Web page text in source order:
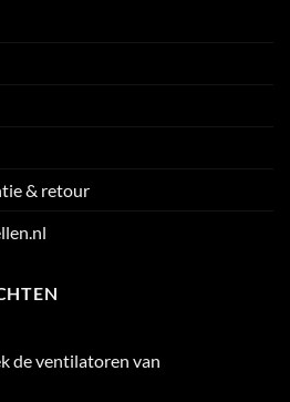
& retour
de ventilatoren van